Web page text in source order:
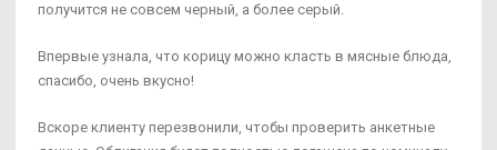
получится не совсем черный, а более серый.
Впервые узнала, что корицу можно класть в мясные блюда,
спасибо, очень вкусно!
Вскоре клиенту перезвонили, чтобы проверить анкетные